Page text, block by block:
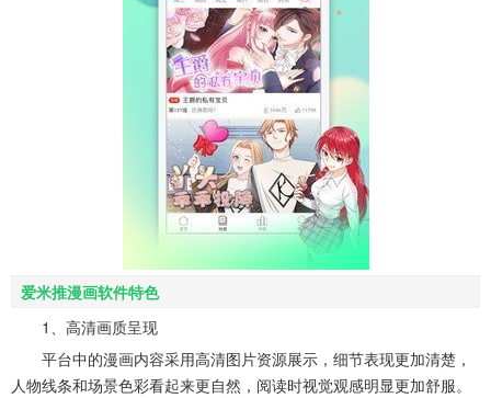
爱米推漫画软件特色
1、高清画质呈现
平台中的漫画内容采用高清图片资源展示，细节表现更加清楚，
人物线条和场景色彩看起来更自然，阅读时视觉观感明显更加舒服。